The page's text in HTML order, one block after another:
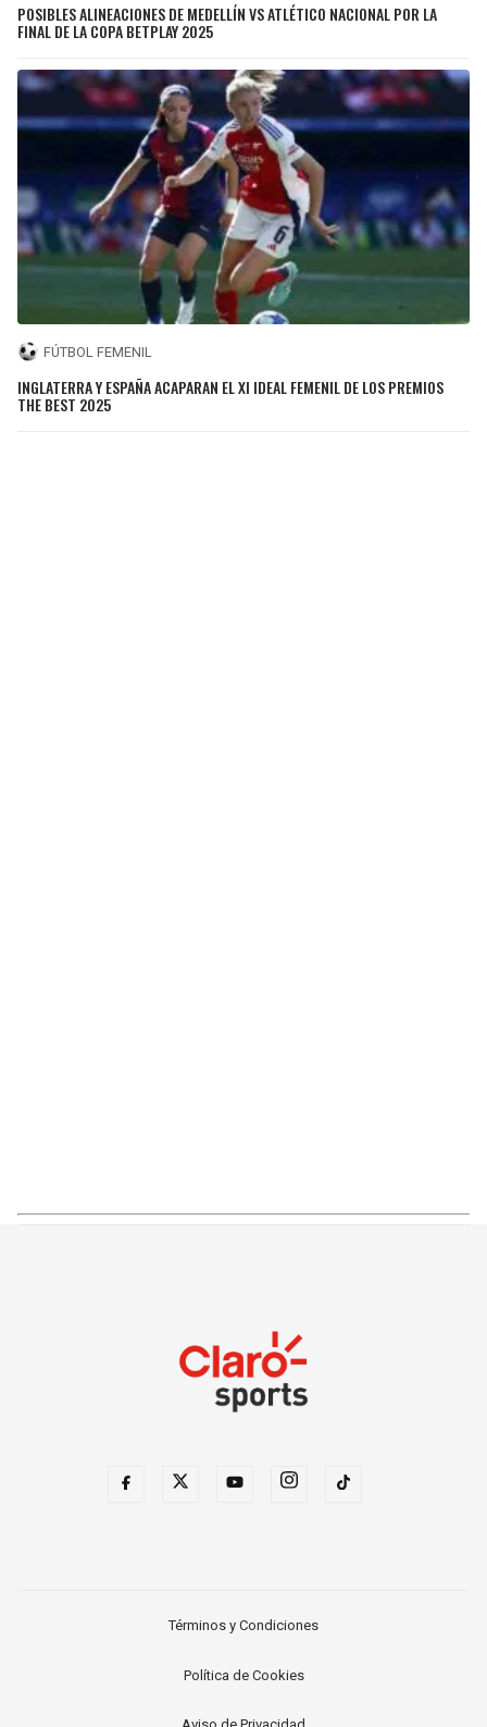
POSIBLES ALINEACIONES DE MEDELLÍN VS ATLÉTICO NACIONAL POR LA
FINAL DE LA COPA BETPLAY 2025
FÚTBOL FEMENIL
INGLATERRA Y ESPAÑA ACAPARAN EL XI IDEAL FEMENIL DE LOS PREMIOS
THE BEST 2025
Términos y Condiciones
Política de Cookies